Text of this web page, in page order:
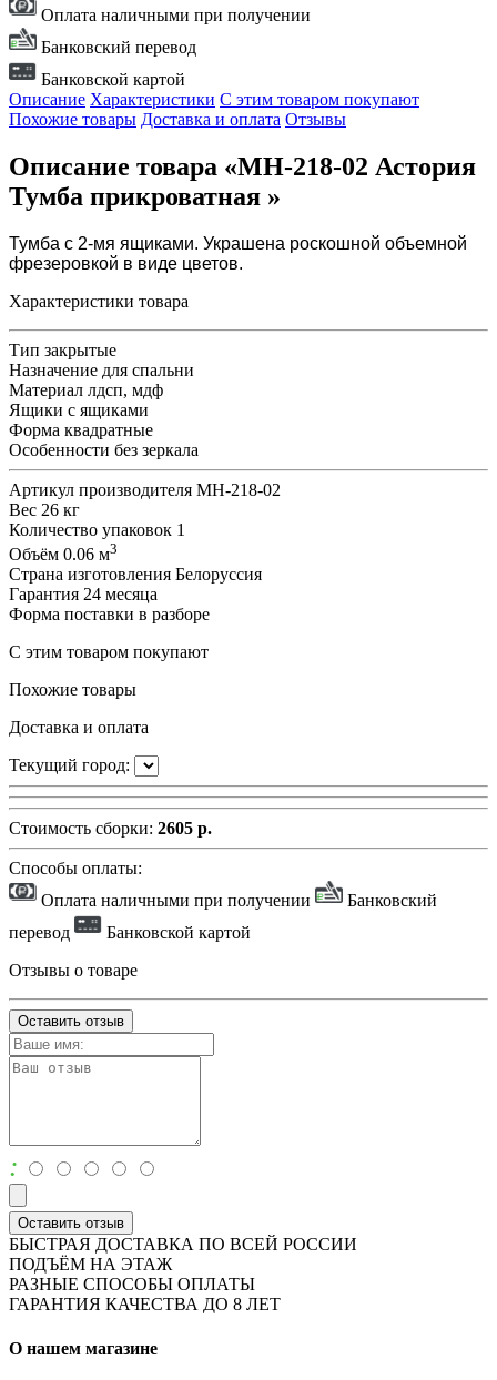
Оплата наличными при получении
Банковский перевод
Банковской картой
Описание Характеристики С этим товаром покупают
Похожие товары Доставка и оплата Отзывы
Описание товара «МН-218-02 Астория
Тумба прикроватная »
Тумба с 2-мя ящиками. Украшена роскошной объемной
фрезеровкой в виде цветов.
Характеристики товара
Тип закрытые
Назначение для спальни
Материал лдсп, мдф
Ящики с ящиками
Форма квадратные
Особенности без зеркала
Артикул производителя MH-218-02
Вес 26 кг
Количество упаковок 1
Объём 0.06 м3
Страна изготовления Белоруссия
Гарантия 24 месяца
Форма поставки в разборе
С этим товаром покупают
Похожие товары
Доставка и оплата
Текущий город:
Стоимость сборки: 2605 р.
Способы оплаты:
Оплата наличными при получении
Банковский
перевод
Банковской картой
Отзывы о товаре
Оставить отзыв
:
Оставить отзыв
БЫСТРАЯ ДОСТАВКА ПО ВСЕЙ РОССИИ
ПОДЪЁМ НА ЭТАЖ
РАЗНЫЕ СПОСОБЫ ОПЛАТЫ
ГАРАНТИЯ КАЧЕСТВА ДО 8 ЛЕТ
О нашем магазине